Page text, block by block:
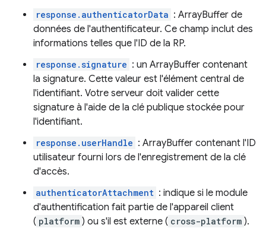
response.authenticatorData : ArrayBuffer de
données de l'authentificateur. Ce champ inclut des
informations telles que l'ID de la RP.
response.signature : un ArrayBuffer contenant
la signature. Cette valeur est l'élément central de
l'identifiant. Votre serveur doit valider cette
signature à l'aide de la clé publique stockée pour
l'identifiant.
response.userHandle : ArrayBuffer contenant l'ID
utilisateur fourni lors de l'enregistrement de la clé
d'accès.
authenticatorAttachment : indique si le module
d'authentification fait partie de l'appareil client
( platform ) ou s'il est externe ( cross-platform ).